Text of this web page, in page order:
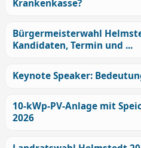
Krankenkasse?
Bürgermeisterwahl
Kandidaten, Termin und ...
Keynote Speaker:
10-kWp-PV-Anlage mit
2026